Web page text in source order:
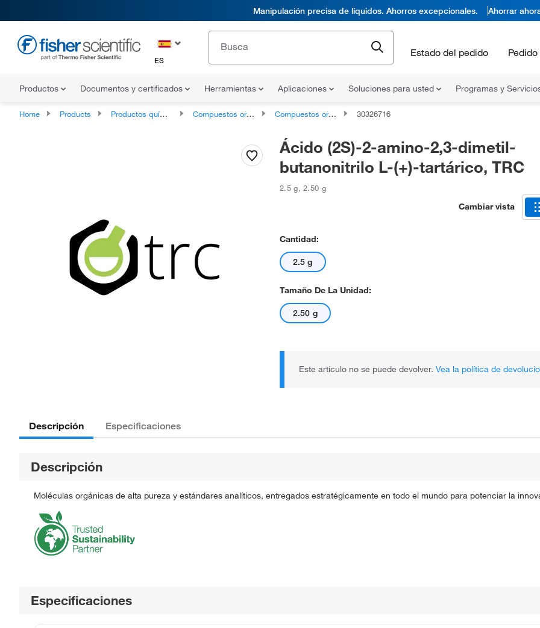
Manipulación precisa de líquidos. Ahorros excepcionales. Ahorrar
ES
Estado del pedido
Productos Documentos y certificados Herramientas Aplicaciones Soluciones para usted Programas y
Home Products Productos químicos Compuestos orgánicos Compuestos orgánicos no clasificados 30326716
Ácido (2S)-2-amino-2,3-dimetil-
butanonitrilo L-(+)-tartárico, TRC
2.5 g,2.50 g
Cambiar vista
Cantidad:
2.5 g
Tamaño De La Unidad:
2.50 g
Este artículo no se puede devolver. Vea la política de
Descripción Especificaciones
Descripción
Moléculas orgánicas de alta pureza y estándares analíticos, entregados estratégicamente en todo el mundo para potenciar la
Especificaciones